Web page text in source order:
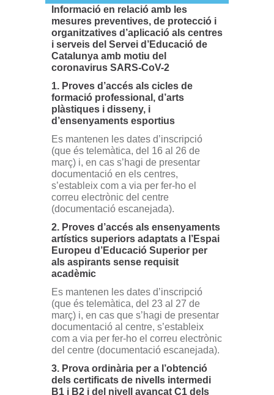
Informació en relació amb les
mesures preventives, de protecció i
organitzatives d’aplicació als centres
i serveis del Servei d’Educació de
Catalunya amb motiu del
coronavirus SARS-CoV-2
1. Proves d’accés als cicles de
formació professional, d’arts
plàstiques i disseny, i
d’ensenyaments esportius
Es mantenen les dates d’inscripció
(que és telemàtica, del 16 al 26 de
març) i, en cas s’hagi de presentar
documentació en els centres,
s’estableix com a via per fer-ho el
correu electrònic del centre
(documentació escanejada).
2. Proves d’accés als ensenyaments
artístics superiors adaptats a l’Espai
Europeu d’Educació Superior per
als aspirants sense requisit
acadèmic
Es mantenen les dates d’inscripció
(que és telemàtica, del 23 al 27 de
març) i, en cas que s’hagi de presentar
documentació al centre, s’estableix
com a via per fer-ho el correu electrònic
del centre (documentació escanejada).
3. Prova ordinària per a l’obtenció
dels certificats de nivells intermedi
B1 i B2 i del nivell avançat C1 dels